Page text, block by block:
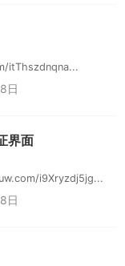
itThszdnqna...
日
界面
i9Xryzdj5jg...
日